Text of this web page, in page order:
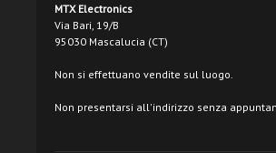
MTX Electronics
Via Bari, 19/B
95030 Mascalucia (CT)
Non si effettuano vendite sul luogo.
Non presentarsi all'indirizzo senza